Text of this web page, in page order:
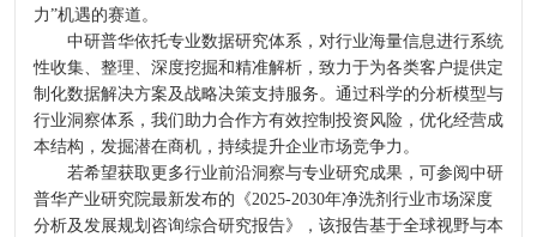
力”机遇的赛道。
中研普华依托专业数据研究体系，对行业海量信息进行系统
性收集、整理、深度挖掘和精准解析，致力于为各类客户提供定
制化数据解决方案及战略决策支持服务。通过科学的分析模型与
行业洞察体系，我们助力合作方有效控制投资风险，优化经营成
本结构，发掘潜在商机，持续提升企业市场竞争力。
若希望获取更多行业前沿洞察与专业研究成果，可参阅中研
普华产业研究院最新发布的《2025-2030年净洗剂行业市场深度
分析及发展规划咨询综合研究报告》，该报告基于全球视野与本